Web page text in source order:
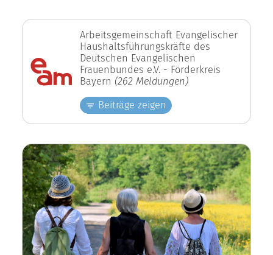
Arbeitsgemeinschaft Evangelischer
Haushaltsführungskräfte des
Deutschen Evangelischen
Frauenbundes e.V. - Förderkreis
Bayern (262 Meldungen)
Beiträge zeigen